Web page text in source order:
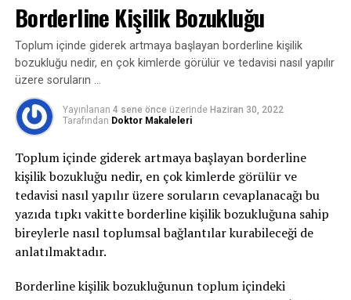
Depresyon, beyinde kimyasal istikrarın bozulması
sonucu ortaya çıkan bir hastalıktır. Örneğin, bir yakının
kaybı, iş kaybı, kronik bir hastalığa yakalanmak üzere
sebepler depresyona yol açabilir.
Bazen kişi bir sebep olmadan da depresyona girebiliyor.
Genetik transfer yoluyla da şahıstan şahsa geçebiliyor.
Anne yahut baba sık sık depresyona giriyorsa, bu
bireylerin çocukları bunu yaşayarak ve rol model alarak
öğreniyor, bu manada “Genetik bir yatkınlık olduğu için
görülme ihtimâli biraz daha yüksek” diyebiliriz.
Depresyonun belirtileri nelerdir?
yapmak istememesi, yataktan çıkmak istememek, daima
Borderline Kişilik Bozukluğu
Toplum içinde giderek artmaya başlayan borderline kişilik
bozukluğu nedir, en çok kimlerde görülür ve tedavisi nasıl yapılır
üzere soruların …
Yayınlanan 4 sene önce üzerinde Haziran 30, 2022
Tarafından Doktor Makaleleri
Toplum içinde giderek artmaya başlayan borderline
kişilik bozukluğu nedir, en çok kimlerde görülür ve
tedavisi nasıl yapılır üzere soruların cevaplanacağı bu
yazıda tıpkı vakitte borderline kişilik bozukluğuna sahip
bireylerle nasıl toplumsal bağlantılar kurabileceği de
anlatılmaktadır.
Borderline kişilik bozukluğunun toplum içindeki